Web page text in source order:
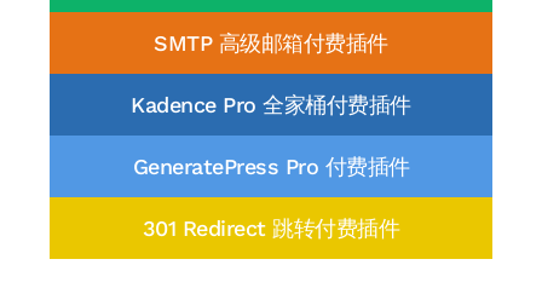
SMTP 高级邮箱付费插件
Kadence Pro 全家桶付费插件
GeneratePress Pro 付费插件
301 Redirect 跳转付费插件